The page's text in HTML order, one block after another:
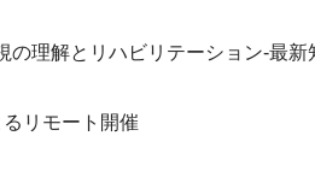
の理解とリハビリテーション-最新
リモート開催